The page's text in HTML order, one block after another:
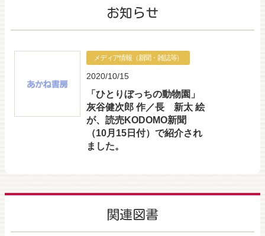
お知らせ
メディア情報（新聞・雑誌等）
2020/10/15
「ひとりぼっちの動物園」
灰谷健次郎 作／長 新太 絵
が、読売KODOMO新聞
（10月15日付）で紹介され
ました。
関連図書